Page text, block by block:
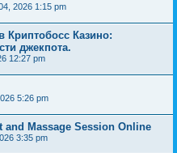
2026 1:15 pm
Криптобосс Казино:
джекпота.
12:27 pm
5:26 pm
Massage Session Online
3:35 pm